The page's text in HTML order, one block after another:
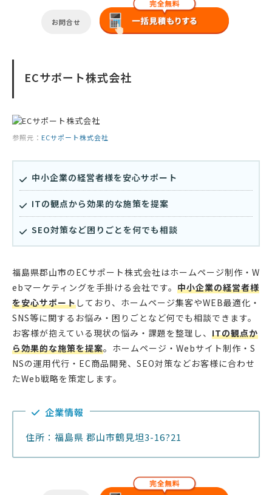
お問合せ
ECサポート株式会社
参照元： ECサポート株式会社
中小企業の経営者様を安心サポート
ITの観点から効果的な施策を提案
SEO対策など困りごとを何でも相談
福島県郡山市のECサポート株式会社はホームページ制作・W
ebマーケティングを手掛ける会社です。 中小企業の経営者様
を安心サポートしており、ホームページ集客やWEB最適化・
SNS等に関するお悩み・困りごとなど何でも相談できます。
お客様が抱えている現状の悩み・課題を整理し、 ITの観点か
ら効果的な施策を提案。ホームページ・Webサイト制作・S
NSの運用代行・EC商品開発、SEO対策などお客様に合わせ
たWeb戦略を策定します。
企業情報
住所：福島県 郡山市鶴見坦3-16?21